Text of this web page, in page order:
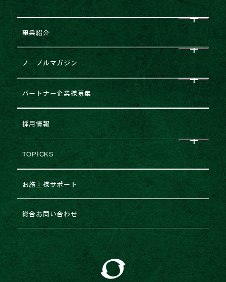
を除き、ご本人の同意を得ることとします。
個人情報の利用目的
当社は、取得した個人情報を以下の目的以外に利
用いたしません。
各種商品・サービス、イベントに関するご案内
等の情報提供、またはご提案等の営業活動
工事の請負、設計、工事（監理）、不動産の売
買・仲介・賃貸（管理）、点検、リフォーム・
メンテナンスその他の申込受付、契約締結と、
その履行
上記(2)の目的に関連して必要な調査、分析、
審査、申請、申込等（融資、登記、保険等）の
手続き
お客様からのお問合せ・ご相談への対応
当社の情報誌の送付等の広報活動、メールマガ
ジン等の配信
事故・災害その他の緊急時の支援・対応
マーケティング活動、満足度調査等のアンケー
事業紹介
CEO挨拶
企業理念
会社概要
グループ企業一覧
沿革・変遷
ESGの取り組み
ノーブルマガジン
すべて
NEWS
レポート
パートナー企業様募集
企業提携・M&Aのご相談
建築協力業者様募集
不動産売却
法人のお客様専用お問い合わせ
採用情報
TOPICKS
2026年
2025年
2024年
2023年
お施主様サポート
総合お問い合わせ